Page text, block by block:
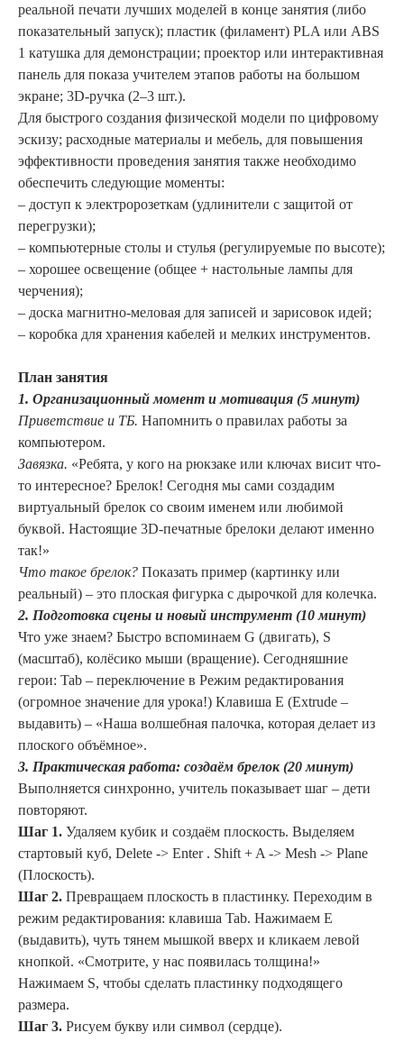
реальной печати лучших моделей в конце занятия (либо
показательный запуск); пластик (филамент) PLA или ABS
1 катушка для демонстрации; проектор или интерактивная
панель для показа учителем этапов работы на большом
экране; 3D-ручка (2–3 шт.).
Для быстрого создания физической модели по цифровому
эскизу; расходные материалы и мебель, для повышения
эффективности проведения занятия также необходимо
обеспечить следующие моменты:
– доступ к электророзеткам (удлинители с защитой от
перегрузки);
– компьютерные столы и стулья (регулируемые по высоте);
– хорошее освещение (общее + настольные лампы для
черчения);
– доска магнитно-меловая для записей и зарисовок идей;
– коробка для хранения кабелей и мелких инструментов.
План занятия
1. Организационный момент и мотивация (5 минут)
Приветствие и ТБ. Напомнить о правилах работы за
компьютером.
Завязка. «Ребята, у кого на рюкзаке или ключах висит что-
то интересное? Брелок! Сегодня мы сами создадим
виртуальный брелок со своим именем или любимой
буквой. Настоящие 3D-печатные брелоки делают именно
так!»
Что такое брелок? Показать пример (картинку или
реальный) – это плоская фигурка с дырочкой для колечка.
2. Подготовка сцены и новый инструмент (10 минут)
Что уже знаем? Быстро вспоминаем G (двигать), S
(масштаб), колёсико мыши (вращение). Сегодняшние
герои: Tab – переключение в Режим редактирования
(огромное значение для урока!) Клавиша E (Extrude –
выдавить) – «Наша волшебная палочка, которая делает из
плоского объёмное».
3. Практическая работа: создаём брелок (20 минут)
Выполняется синхронно, учитель показывает шаг – дети
повторяют.
Шаг 1. Удаляем кубик и создаём плоскость. Выделяем
стартовый куб, Delete -> Enter . Shift + A -> Mesh -> Plane
(Плоскость).
Шаг 2. Превращаем плоскость в пластинку. Переходим в
режим редактирования: клавиша Tab. Нажимаем E
(выдавить), чуть тянем мышкой вверх и кликаем левой
кнопкой. «Смотрите, у нас появилась толщина!»
Нажимаем S, чтобы сделать пластинку подходящего
размера.
Шаг 3. Рисуем букву или символ (сердце).